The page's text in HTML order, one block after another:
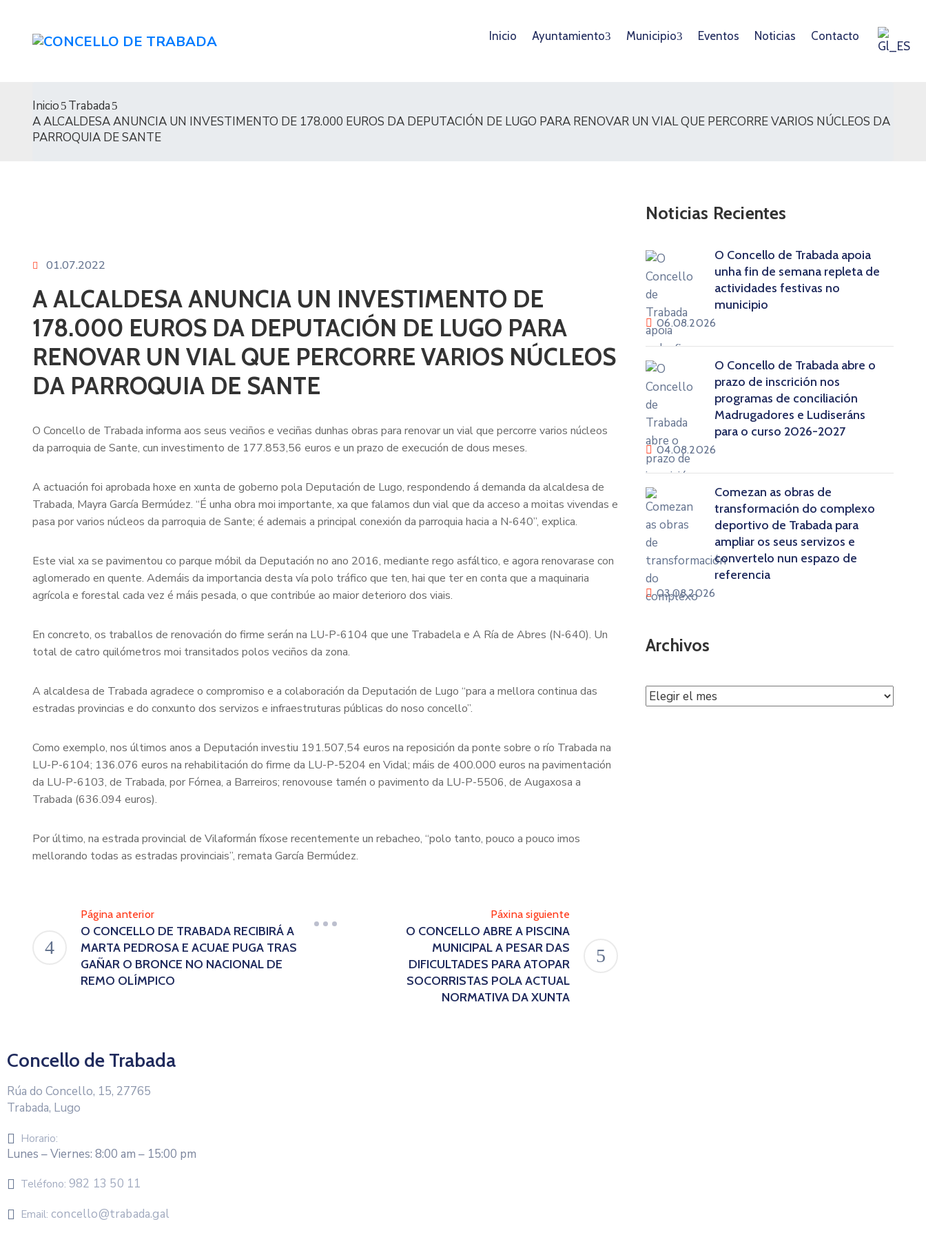
Inicio Ayuntamiento Municipio Eventos Noticias Contacto
Inicio
Trabada
A ALCALDESA ANUNCIA UN INVESTIMENTO DE 178.000 EUROS DA DEPUTACIÓN DE LUGO PARA RENOVAR UN VIAL QUE PERCORRE VARIOS NÚCLEOS DA
PARROQUIA DE SANTE
01.07.2022
A ALCALDESA ANUNCIA UN INVESTIMENTO DE
178.000 EUROS DA DEPUTACIÓN DE LUGO PARA
RENOVAR UN VIAL QUE PERCORRE VARIOS NÚCLEOS
DA PARROQUIA DE SANTE
O Concello de Trabada informa aos seus veciños e veciñas dunhas obras para renovar un vial que percorre varios núcleos
da parroquia de Sante, cun investimento de 177.853,56 euros e un prazo de execución de dous meses.
A actuación foi aprobada hoxe en xunta de goberno pola Deputación de Lugo, respondendo á demanda da alcaldesa de
Trabada, Mayra García Bermúdez. “É unha obra moi importante, xa que falamos dun vial que da acceso a moitas vivendas e
pasa por varios núcleos da parroquia de Sante; é ademais a principal conexión da parroquia hacia a N-640”, explica.
Este vial xa se pavimentou co parque móbil da Deputación no ano 2016, mediante rego asfáltico, e agora renovarase con
aglomerado en quente. Ademáis da importancia desta vía polo tráfico que ten, hai que ter en conta que a maquinaria
agrícola e forestal cada vez é máis pesada, o que contribúe ao maior deterioro dos viais.
En concreto, os traballos de renovación do firme serán na LU-P-6104 que une Trabadela e A Ría de Abres (N-640). Un
total de catro quilómetros moi transitados polos veciños da zona.
A alcaldesa de Trabada agradece o compromiso e a colaboración da Deputación de Lugo “para a mellora continua das
estradas provincias e do conxunto dos servizos e infraestruturas públicas do noso concello”.
Como exemplo, nos últimos anos a Deputación investiu 191.507,54 euros na reposición da ponte sobre o río Trabada na
LU-P-6104; 136.076 euros na rehabilitación do firme da LU-P-5204 en Vidal; máis de 400.000 euros na pavimentación
da LU-P-6103, de Trabada, por Fórnea, a Barreiros; renovouse tamén o pavimento da LU-P-5506, de Augaxosa a
Trabada (636.094 euros).
Por último, na estrada provincial de Vilaformán fíxose recentemente un rebacheo, “polo tanto, pouco a pouco imos
mellorando todas as estradas provinciais”, remata García Bermúdez.
Página anterior
O CONCELLO DE TRABADA RECIBIRÁ A
MARTA PEDROSA E ACUAE PUGA TRAS
GAÑAR O BRONCE NO NACIONAL DE
REMO OLÍMPICO
Páxina siguiente
O CONCELLO ABRE A PISCINA
MUNICIPAL A PESAR DAS
DIFICULTADES PARA ATOPAR
SOCORRISTAS POLA ACTUAL
NORMATIVA DA XUNTA
Noticias Recientes
O Concello de Trabada apoia
unha fin de semana repleta de
actividades festivas no
municipio
06.08.2026
O Concello de Trabada abre o
prazo de inscrición nos
programas de conciliación
Madrugadores e Ludiseráns
para o curso 2026-2027
04.08.2026
Comezan as obras de
transformación do complexo
deportivo de Trabada para
ampliar os seus servizos e
convertelo nun espazo de
referencia
03.08.2026
Archivos
Concello de Trabada
Rúa do Concello, 15, 27765
Trabada, Lugo
Horario:
Lunes – Viernes: 8:00 am – 15:00 pm
Teléfono: 982 13 50 11
Email: concello@trabada.gal